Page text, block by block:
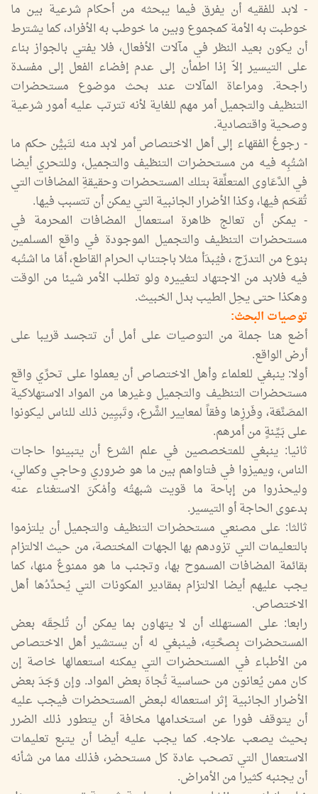
- لابد للفقيه أن يفرق فيما يبحثه من أحكام شرعية بين ما
خوطبت به الأمة كمجموع وبين ما خوطب به الأفراد، كما يشترط
أن يكون بعيد النظر في مآلات الأفعال، فلا يفتي بالجواز بناء
على التيسير إلاّ إذا اطمأن إلى عدم إفضاء الفعل إلى مفسدة
راجحة. ومراعاة المآلات عند بحث موضوع مستحضرات
التنظيف والتجميل أمر مهم للغاية لأنه تترتب عليه أمور شرعية
وصحية واقتصادية.
- رجوعُ الفقهاء إلى أهل الاختصاص أمر لابد منه لتَبيُّن حكم ما
اشتُبِه فيه من مستحضرات التنظيف والتجميل، وللتحري أيضا
في الدَّعَاوى المتعلِّقة بتلك المستحضرات وحقيقةِ المضافات التي
تُقحَم فيها، وكذا الأضرار الجانبية التي يمكن أن تتسبب فيها.
- يمكن أن تعالج ظاهرة استعمال المضافات المحرمة في
مستحضرات التنظيف والتجميل الموجودة في واقع المسلمين
بنوع من التدرّج ، فيُبدَأ مثلا باجتناب الحرام القاطع، أمّا ما اشتُبه
فيه فلابد من الاجتهاد لتغييره ولو تطلب الأمر شيئا من الوقت
وهكذا حتى يحِل الطيب بدل الخبيث.
توصيات البحث:
أضع هنا جملة من التوصيات على أمل أن تتجسد قريبا على
أرض الواقع.
أولا: ينبغي للعلماء وأهل الاختصاص أن يعملوا على تحرِّي واقع
مستحضرات التنظيف والتجميل وغيرها من المواد الاستهلاكية
المصَنَّعَة، وفَرزِها وفقاً لمعايير الشَّرع، وتَبيِين ذلك للناس ليكونوا
على بَـيِّنةٍ من أمرهم.
ثانيا: ينبغي للمتخصصين في علم الشرع أن يتبينوا حاجات
الناس، ويميزوا في فتاواهم بين ما هو ضروري وحاجي وكمالي،
وليحذروا من إباحة ما قويت شبهتُه وأمْكنَ الاستغناء عنه
بدعوى الحاجة أو التيسير.
ثالثا: على مصنعي مستحضرات التنظيف والتجميل أن يلتزموا
بالتعليمات التي تزودهم بها الجهات المختصة، من حيث الالتزام
بقائمة المضافات المسموح بها، وتجنب ما هو ممنوعٌ منها، كما
يجب عليهم أيضا الالتزام بمقادير المكونات التي يُحدِّدُها أهل
الاختصاص.
رابعا: على المستهلك أن لا يتهاون بما يمكن أن تُلحِقَه بعض
المستحضرات بِصحَّتِه، فينبغي له أن يستشير أهل الاختصاص
من الأطباء في المستحضرات التي يمكنه استعمالها خاصة إن
كان ممن يُعانون من حساسية تُجاهَ بعض المواد. وإن وَجَدَ بعض
الأضرار الجانبية إثر استعماله لبعض المستحضرات فيجب عليه
أن يتوقف فورا عن استخدامها مخافة أن يتطور ذلك الضرر
بحيث يصعب علاجه. كما يجب عليه أيضا أن يتبع تعليمات
الاستعمال التي تصحب عادة كل مستحضر، فذلك مما من شأنه
أن يجنبه كثيرا من الأمراض.